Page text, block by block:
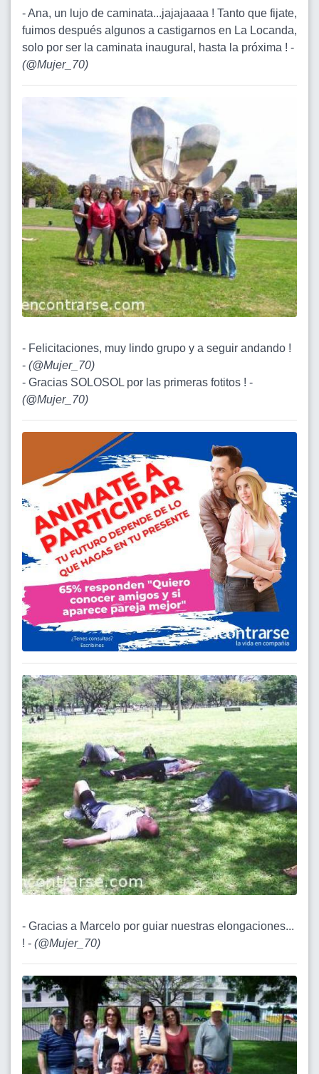
- Ana, un lujo de caminata...jajajaaaa ! Tanto que fijate,
fuimos después algunos a castigarnos en La Locanda,
solo por ser la caminata inaugural, hasta la próxima ! -
(@Mujer_70)
- Felicitaciones, muy lindo grupo y a seguir andando !
- (@Mujer_70)
- Gracias SOLOSOL por las primeras fotitos ! -
(@Mujer_70)
- Gracias a Marcelo por guiar nuestras elongaciones...
! - (@Mujer_70)